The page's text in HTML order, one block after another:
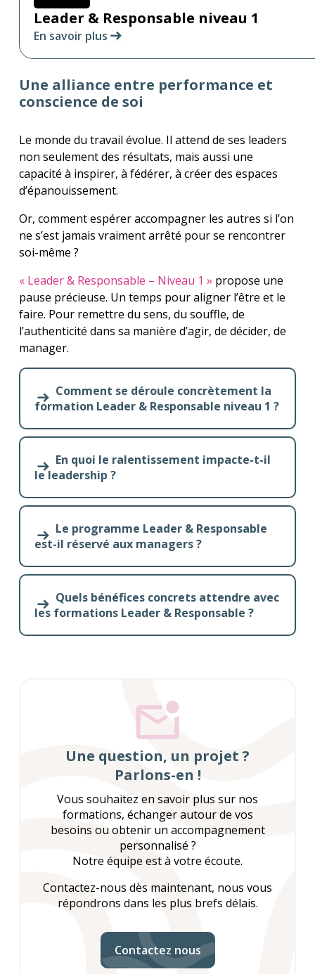
Leader & Responsable niveau 1
En savoir plus
Une alliance entre performance et
conscience de soi
Le monde du travail évolue. Il attend de ses leaders
non seulement des résultats, mais aussi une
capacité à inspirer, à fédérer, à créer des espaces
d’épanouissement.
Or, comment espérer accompagner les autres si l’on
ne s’est jamais vraiment arrêté pour se rencontrer
soi-même ?
« Leader & Responsable – Niveau 1 » propose une
pause précieuse. Un temps pour aligner l’être et le
faire. Pour remettre du sens, du souffle, de
l’authenticité dans sa manière d’agir, de décider, de
manager.
Comment se déroule concrètement la
formation Leader & Responsable niveau 1 ?
En quoi le ralentissement impacte-t-il
le leadership ?
Le programme Leader & Responsable
est-il réservé aux managers ?
Quels bénéfices concrets attendre avec
les formations Leader & Responsable ?
Une question, un projet ?
Parlons-en !
Vous souhaitez en savoir plus sur nos
formations, échanger autour de vos
besoins ou obtenir un accompagnement
personnalisé ?
Notre équipe est à votre écoute.
Contactez-nous dès maintenant, nous vous
répondrons dans les plus brefs délais.
Contactez nous